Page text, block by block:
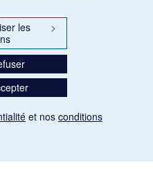
les
>
et nos conditions